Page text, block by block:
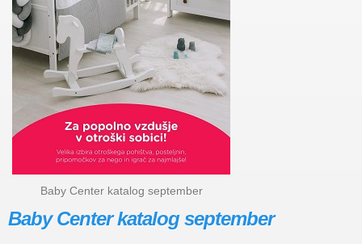
Baby Center katalog september
Baby Center katalog september